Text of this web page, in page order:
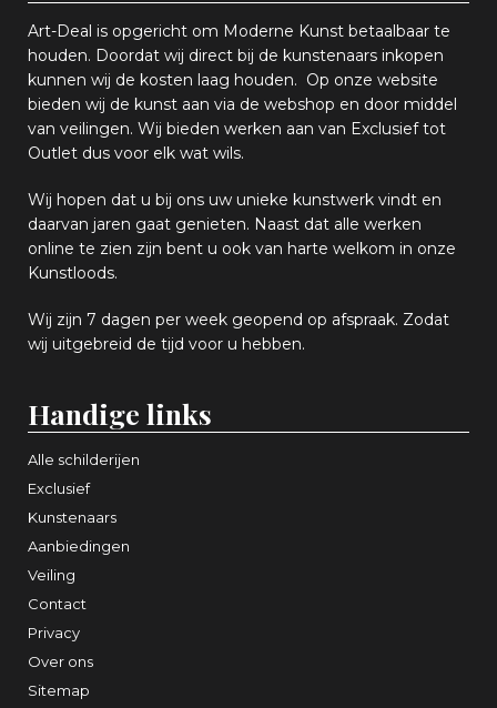
Art-Deal is opgericht om Moderne Kunst betaalbaar te
houden. Doordat wij direct bij de kunstenaars inkopen
kunnen wij de kosten laag houden. Op onze website
bieden wij de kunst aan via de webshop en door middel
van veilingen. Wij bieden werken aan van Exclusief tot
Outlet dus voor elk wat wils.
Wij hopen dat u bij ons uw unieke kunstwerk vindt en
daarvan jaren gaat genieten. Naast dat alle werken
online te zien zijn bent u ook van harte welkom in onze
Kunstloods.
Wij zijn 7 dagen per week geopend op afspraak. Zodat
wij uitgebreid de tijd voor u hebben.
Handige links
Alle schilderijen
Exclusief
Kunstenaars
Aanbiedingen
Veiling
Contact
Privacy
Over ons
Sitemap